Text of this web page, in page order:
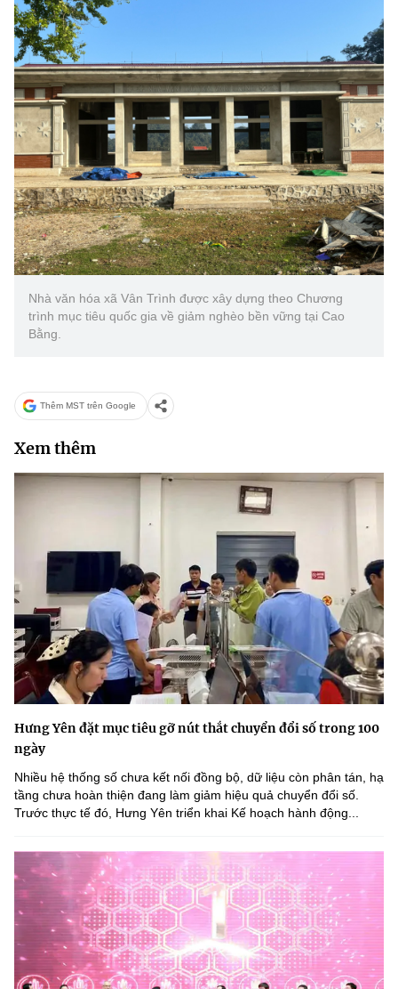
Nhà văn hóa xã Vân Trình được xây dựng theo Chương
trình mục tiêu quốc gia về giảm nghèo bền vững tại Cao
Bằng.
Thêm MST trên Google
Xem thêm
Hưng Yên đặt mục tiêu gỡ nút thắt chuyển đổi số trong 100
ngày
Nhiều hệ thống số chưa kết nối đồng bộ, dữ liệu còn phân tán, hạ
tầng chưa hoàn thiện đang làm giảm hiệu quả chuyển đổi số.
Trước thực tế đó, Hưng Yên triển khai Kế hoạch hành động...